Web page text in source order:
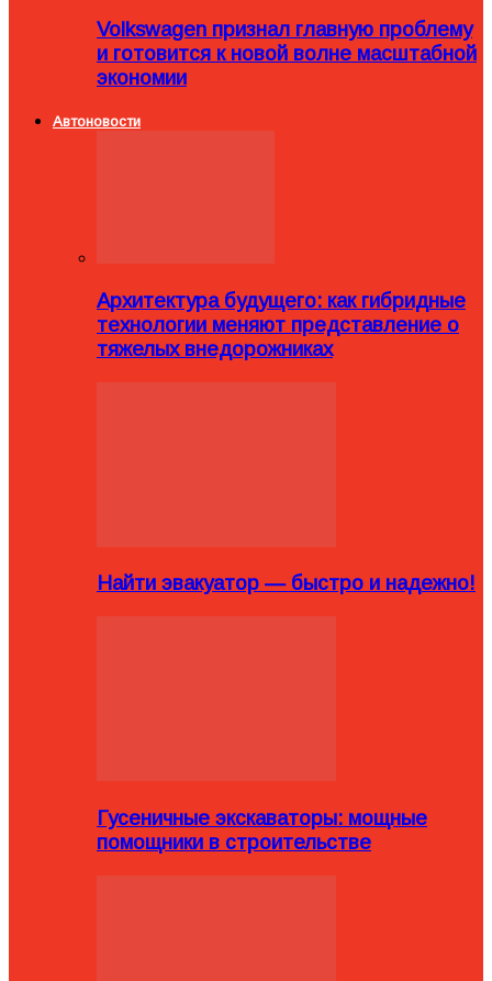
Volkswagen признал главную проблему
и готовится к новой волне масштабной
экономии
Автоновости
Архитектура будущего: как гибридные
технологии меняют представление о
тяжелых внедорожниках
Найти эвакуатор — быстро и надежно!
Гусеничные экскаваторы: мощные
помощники в строительстве